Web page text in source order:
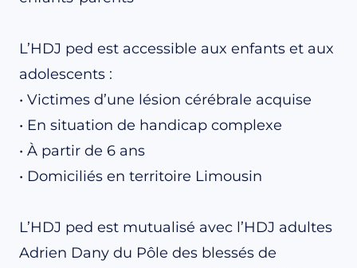
L’HDJ ped est accessible aux enfants et aux
adolescents :
• Victimes d’une lésion cérébrale acquise
• En situation de handicap complexe
• À partir de 6 ans
• Domiciliés en territoire Limousin
L’HDJ ped est mutualisé avec l’HDJ adultes
Adrien Dany du Pôle des blessés de